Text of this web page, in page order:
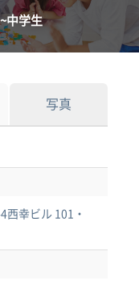
中学生
写真
西幸ビル 101・